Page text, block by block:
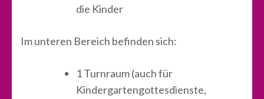
die Kinder
Im unteren Bereich befinden sich:
1 Turnraum (auch für
Kindergartengottesdienste,